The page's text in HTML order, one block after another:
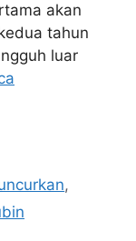
akan
tahun
luar
,